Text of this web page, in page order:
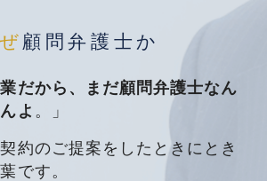
顧問弁護士か
だから、まだ顧問弁護士なん
よ 。」
約のご提案をしたときにとき
です。